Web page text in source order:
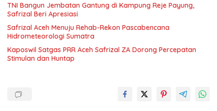
TNI Bangun Jembatan Gantung di Kampung Reje Payung,
Safrizal Beri Apresiasi
Safrizal Aceh Menuju Rehab-Rekon Pascabencana
Hidrometeorologi Sumatra
Kaposwil Satgas PRR Aceh Safrizal ZA Dorong Percepatan
Stimulan dan Huntap